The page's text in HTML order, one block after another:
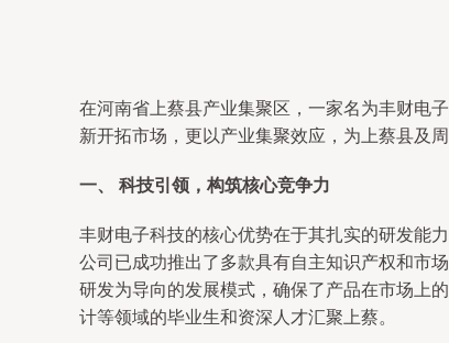
在河南省上蔡县产业集聚区，一家名为丰财电
新开拓市场，更以产业集聚效应，为上蔡县及
一、 科技引领，构筑核心竞争力
丰财电子科技的核心优势在于其扎实的研发能
公司已成功推出了多款具有自主知识产权和市
研发为导向的发展模式，确保了产品在市场上
计等领域的毕业生和资深人才汇聚上蔡。